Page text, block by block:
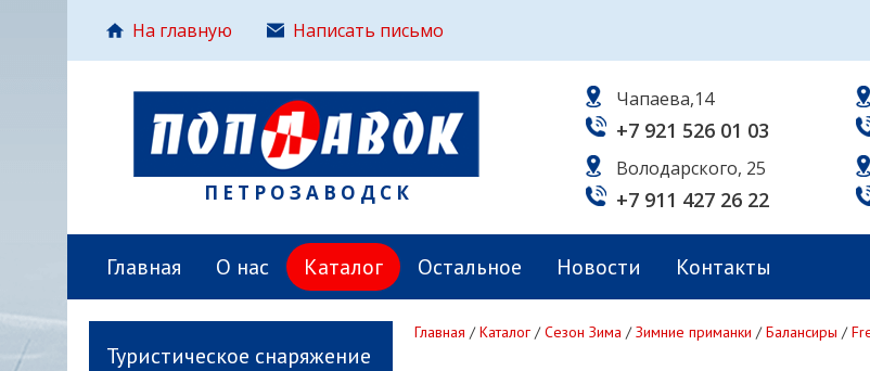
На главную Написать письмо
ПЕТРОЗАВОДСК
Чапаева,14
+7 921 526 01 03
Володарского, 25
+7 911 427 26 22
Главная О нас Каталог Остальное Новости Контакты
Туристическое снаряжение
Главная /Каталог /Сезон Зима /Зимние приманки /Балансиры /